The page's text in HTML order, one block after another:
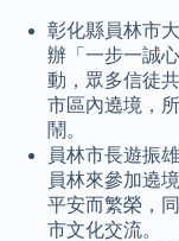
彰化縣員林市
辦「一步一誠
動，眾多信徒
市區內遶境，
鬧。
員林市長遊振
員林來參加遶
平安而繁榮，
市文化交流。